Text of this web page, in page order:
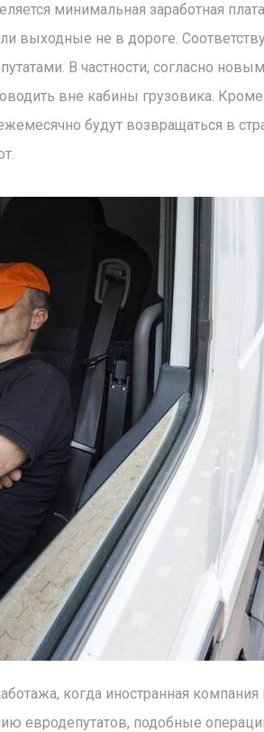
минимальная заработная
выходные не в дороге.
В частности, согласно
вне кабины грузовика. Кроме
будут возвращаться в
когда иностранная
евродепутатов, подобные